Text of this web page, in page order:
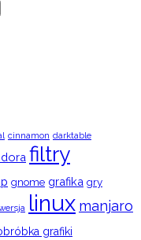
cinnamon darktable
filtry
gnome grafika gry
linux manjaro
grafiki